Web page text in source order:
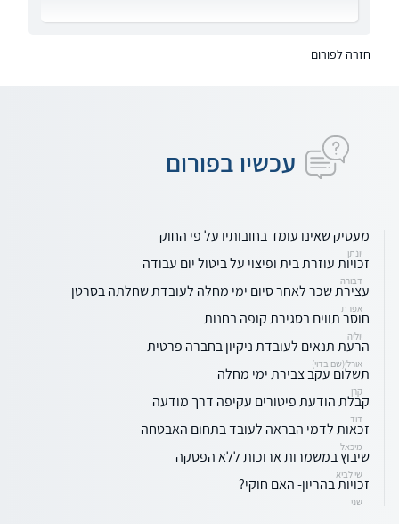
חזרה לפורום
עכשיו בפורום
מעסיק שאינו עומד בחובותיו על פי החוק
יונתן
זכויות עוזרת בית ופיצוי על ביטול יום עבודה
דבורה
עצירת שכר לאחר סיום ימי מחלה לעובדת שחלתה בסרטן
אפרת
חוסר תווים בסגירת קופה בחנות
יוליה
הרעת תנאים לעובדת ניקיון בחברה פרטית
אורלי(שם בדוי)
תשלום עקב צבירת ימי מחלה
קרן
קבלת הודעת פיטורים עקיפה דרך מודעה
דוד
זכאות לדמי הבראה לעובד בתחום האבטחה
מיכאל
שיבוץ במשמרות ארוכות ללא הפסקה
שי לביא
זכויות בהריון- האם חוקי?
שני